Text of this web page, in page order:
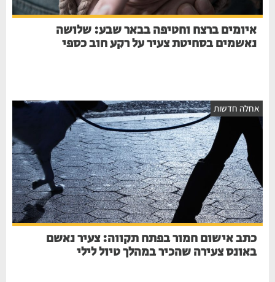
איומים ברצח וחטיפה בבאר שבע: שלושה
נאשמים בסחיטת צעיר על רקע חוב כספי
חדשות
כתב אישום חמור בפתח תקווה: צעיר נאשם
באונס צעירה שהכיר במהלך טיול לילי